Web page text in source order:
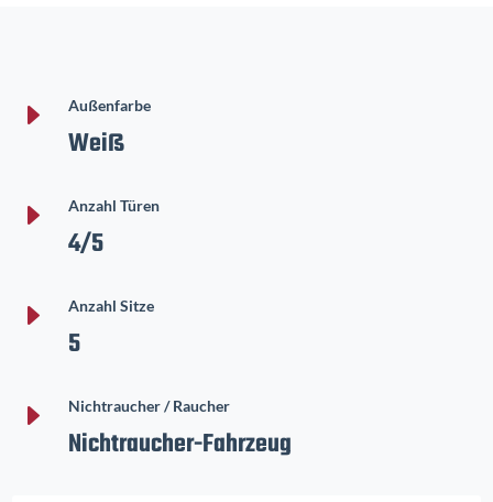
E Außenfarbe
Weiß
E Anzahl Türen
4/5
E Anzahl Sitze
5
E Nichtraucher / Raucher
Nichtraucher-Fahrzeug